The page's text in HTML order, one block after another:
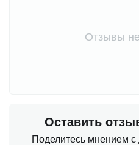
Отзывы
Оставить
Поделитесь мнением с